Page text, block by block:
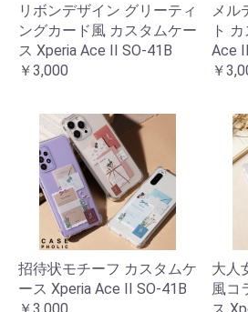
リボンデザイン グリーティ
ングカード風 カスタムケー
ス Xperia Ace II SO-41B
￥3,000
メル
ト
Ace
￥
招待状モチーフ カスタムケ
ース Xperia Ace II SO-41B
￥3,000
大人
風コ
ス